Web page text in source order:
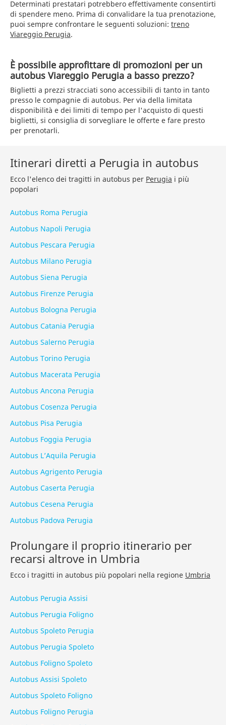
Determinati prestatari potrebbero effettivamente consentirti
di spendere meno. Prima di convalidare la tua prenotazione,
puoi sempre confrontare le seguenti soluzioni: treno
Viareggio Perugia.
È possibile approfittare di promozioni per un
autobus Viareggio Perugia a basso prezzo?
Biglietti a prezzi stracciati sono accessibili di tanto in tanto
presso le compagnie di autobus. Per via della limitata
disponibilità e dei limiti di tempo per l'acquisto di questi
biglietti, si consiglia di sorvegliare le offerte e fare presto
per prenotarli.
Itinerari diretti a Perugia in autobus
Ecco l'elenco dei tragitti in autobus per Perugia i più
popolari
Autobus Roma Perugia
Autobus Napoli Perugia
Autobus Pescara Perugia
Autobus Milano Perugia
Autobus Siena Perugia
Autobus Firenze Perugia
Autobus Bologna Perugia
Autobus Catania Perugia
Autobus Salerno Perugia
Autobus Torino Perugia
Autobus Macerata Perugia
Autobus Ancona Perugia
Autobus Cosenza Perugia
Autobus Pisa Perugia
Autobus Foggia Perugia
Autobus L’Aquila Perugia
Autobus Agrigento Perugia
Autobus Caserta Perugia
Autobus Cesena Perugia
Autobus Padova Perugia
Prolungare il proprio itinerario per
recarsi altrove in Umbria
Ecco i tragitti in autobus più popolari nella regione Umbria
Autobus Perugia Assisi
Autobus Perugia Foligno
Autobus Spoleto Perugia
Autobus Perugia Spoleto
Autobus Foligno Spoleto
Autobus Assisi Spoleto
Autobus Spoleto Foligno
Autobus Foligno Perugia